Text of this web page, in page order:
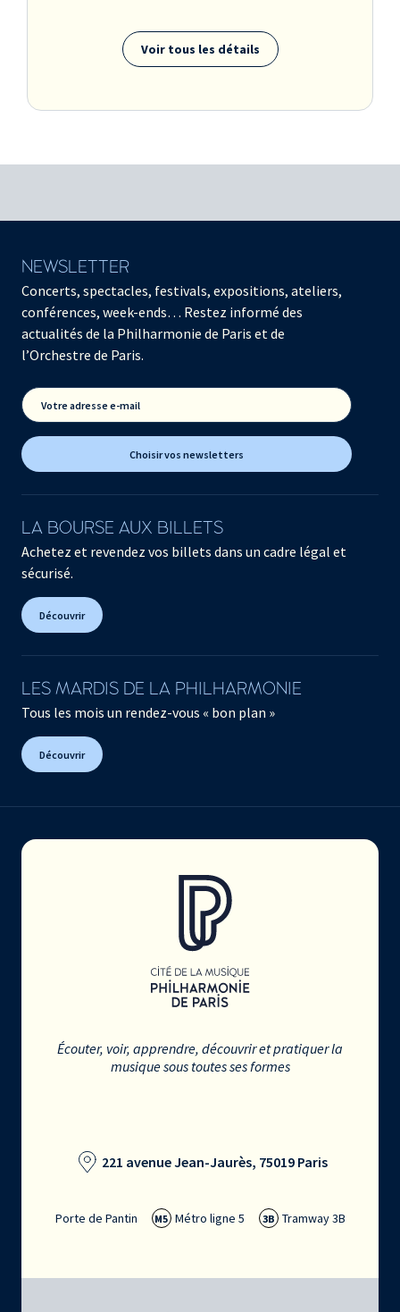
Voir tous les détails
NEWSLETTER
Concerts, spectacles, festivals, expositions, ateliers,
conférences, week-ends… Restez informé des
actualités de la Philharmonie de Paris et de
l’Orchestre de Paris.
Votre adresse e-mail
Choisir vos newsletters
LA BOURSE AUX BILLETS
Achetez et revendez vos billets dans un cadre légal et
sécurisé.
Découvrir
LES MARDIS DE LA PHILHARMONIE
Tous les mois un rendez-vous « bon plan »
Découvrir
Écouter, voir, apprendre, découvrir et pratiquer la
musique sous toutes ses formes
221 avenue Jean-Jaurès, 75019 Paris
Porte de Pantin M5 Métro ligne 5 3B Tramway 3B